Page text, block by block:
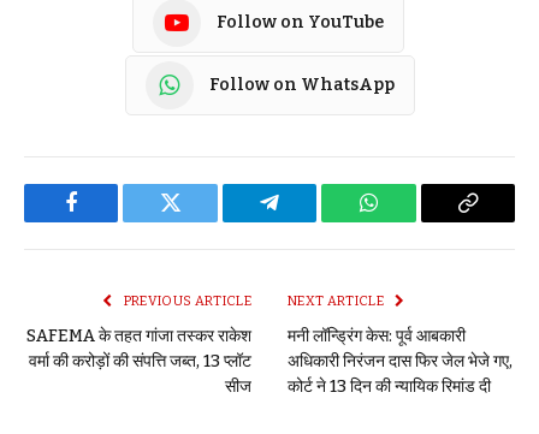
Follow on YouTube
Follow on WhatsApp
Facebook Twitter Telegram WhatsApp Copy
PREVIOUS ARTICLE
SAFEMA के तहत गांजा तस्कर राकेश
वर्मा की करोड़ों की संपत्ति जब्त, 13 प्लॉट
सीज
NEXT ARTICLE
मनी लॉन्ड्रिंग केस: पूर्व आबकारी
अधिकारी निरंजन दास फिर जेल भेजे गए,
कोर्ट ने 13 दिन की न्यायिक रिमांड दी